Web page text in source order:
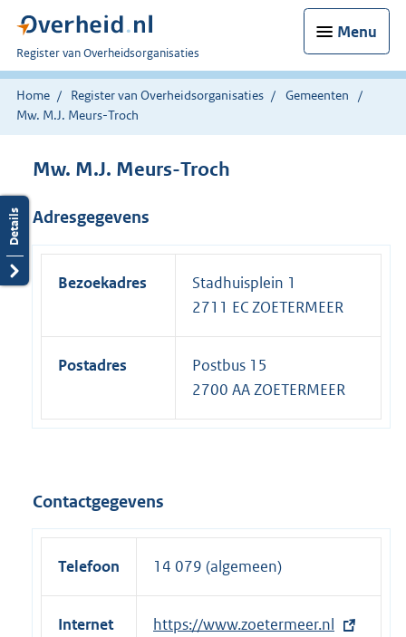
Menu
U
bent
nu
hier:
Register van Overheidsorganisaties
Home Register van Overheidsorganisaties
Gemeenten
Mw. M.J. Meurs-Troch
Mw. M.J. Meurs-Troch
Adresgegevens
Bezoekadres
Stadhuisplein 1
2711 EC ZOETERMEER
Postadres
Postbus 15
2700 AA ZOETERMEER
Contactgegevens
Telefoon 14 079 (algemeen)
Internet
E
https://www.zoetermeer.nl